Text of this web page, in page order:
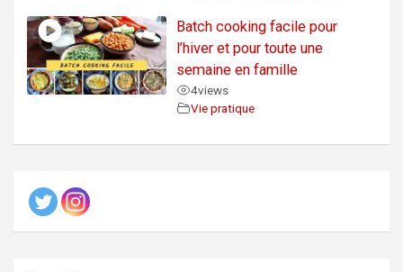
Batch cooking facile pour
l’hiver et pour toute une
semaine en famille
4views
Vie pratique